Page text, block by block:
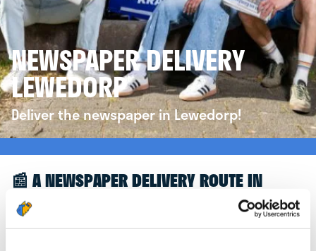
NEWSPAPER DELIVERY
LEWEDORP
Deliver the newspaper in Lewedorp!
📰 A NEWSPAPER DELIVERY ROUTE IN
LEWEDORP
Great to see you're interested in a newspaper